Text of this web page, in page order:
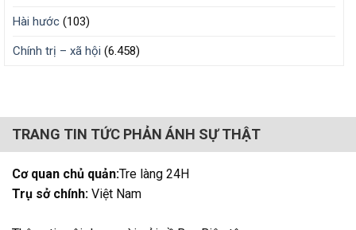
Hài hước (103)
Chính trị – xã hội (6.458)
TRANG TIN TỨC PHẢN ÁNH SỰ THẬT
Cơ quan chủ quản:Tre làng 24H
Trụ sở chính: Việt Nam